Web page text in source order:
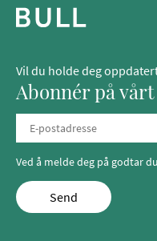
Vil du holde deg
Abonnér på
Ved å melde deg på godtar
Send